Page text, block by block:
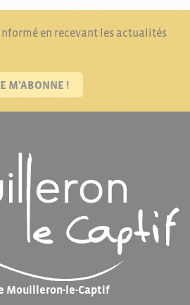
en recevant les actualités
M'ABONNE !
Mouilleron-le-Captif